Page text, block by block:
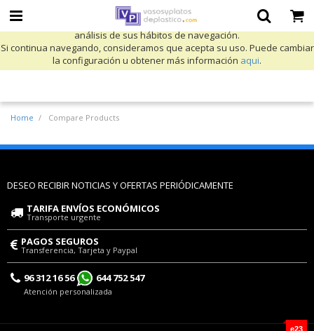
Utilizamos cookies propias y de terceros para mejorar nuestros servicios
y mostrarle publicidad relacionada con sus preferencias mediante el
análisis de sus hábitos de navegación.
Si continua navegando, consideramos que acepta su uso. Puede cambiar
la configuración u obtener más información aqui.
Home Compare Products
DESEO RECIBIR NOTICIAS Y OFERTAS PERIÓDICAMENTE
TARIFA ENVÍOS ECONÓMICOS
Transporte urgente
PAGOS SEGUROS
Transferencia, Tarjeta y Paypal
96 312 16 56 644 752 547
Atención personalizada
e23